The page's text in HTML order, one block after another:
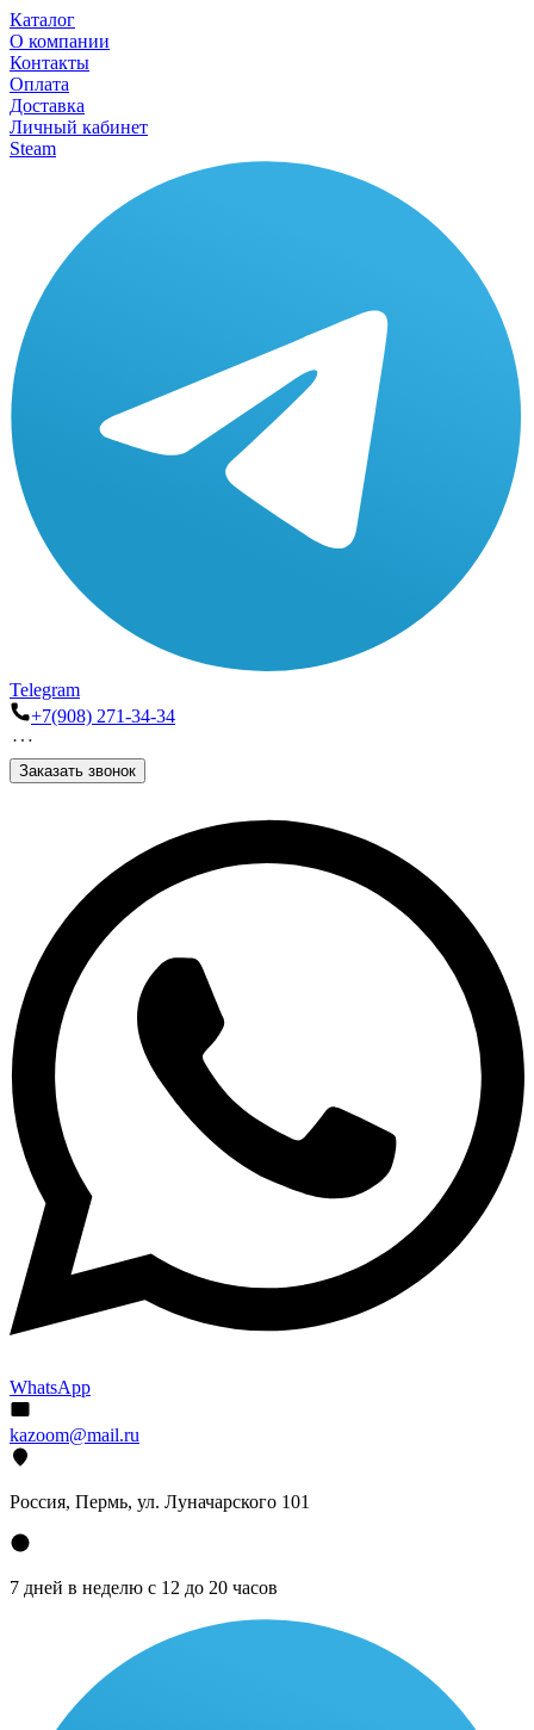
Каталог
О компании
Контакты
Оплата
Доставка
Личный кабинет
Steam
Telegram
+7(908) 271-34-34
Заказать звонок
WhatsApp
kazoom@mail.ru
Россия, Пермь, ул. Луначарского 101
7 дней в неделю с 12 до 20 часов